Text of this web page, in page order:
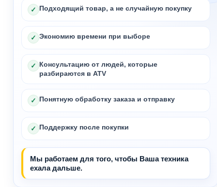
✓ Подходящий товар, а не случайную покупку
✓ Экономию времени при выборе
✓ Консультацию от людей, которые
разбираются в ATV
✓ Понятную обработку заказа и отправку
✓ Поддержку после покупки
Мы работаем для того, чтобы Ваша техника
ехала дальше.